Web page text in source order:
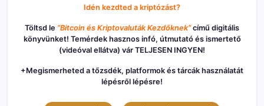
Idén kezdted a kriptózást?
Töltsd le “Bitcoin és Kriptovaluták Kezdőknek”című digitális
könyvünket! Temérdek hasznos infó, útmutató és ismertető
(videóval ellátva) vár TELJESEN INGYEN!
+Megismerheted a tőzsdék, platformok és tárcák használatát
lépésről lépésre!